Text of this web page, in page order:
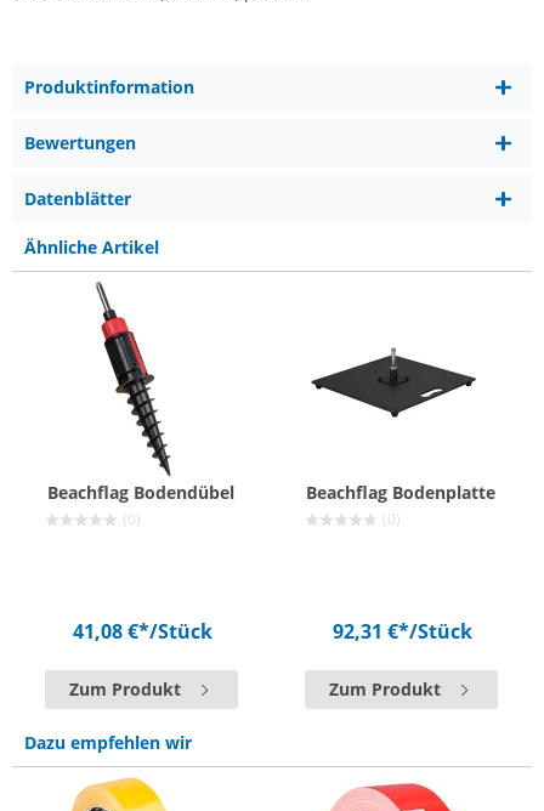
Produktinformation
Bewertungen
Datenblätter
Ähnliche Artikel
Beachflag Bodendübel
(0)
41,08 €*/Stück
Zum Produkt
Beachflag Bodenplatte
(0)
92,31 €*/Stück
Zum Produkt
Dazu empfehlen wir